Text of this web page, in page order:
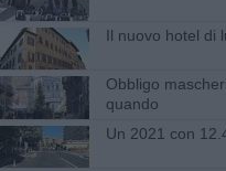
Il nuovo hotel di
Obbligo
quando
Un 2021 con